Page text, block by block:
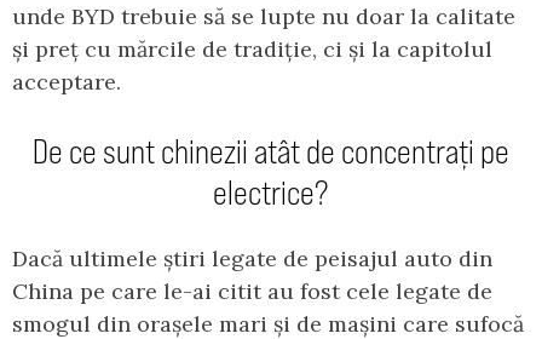
unde BYD trebuie să se lupte nu doar la calitate
și preț cu mărcile de tradiție, ci și la capitolul
acceptare.
De ce sunt chinezii atât de concentrați pe
electrice?
Dacă ultimele știri legate de peisajul auto din
China pe care le-ai citit au fost cele legate de
smogul din orașele mari și de mașini care sufocă